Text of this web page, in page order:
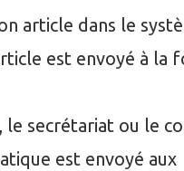
article dans le
est envoyé à la
le secrétariat ou le
est envoyé aux